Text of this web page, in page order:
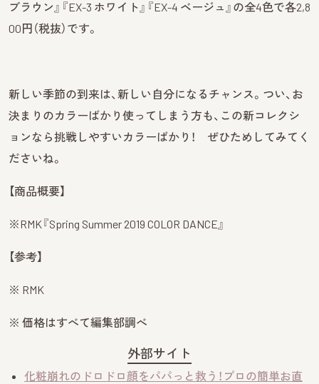
ブラウン』『EX-3 ホワイト』『EX-4 ベージュ』の全4色で各2,8
00円（税抜）です。
新しい季節の到来は、新しい自分になるチャンス。つい、お
決まりのカラーばかり使ってしまう方も、この新コレクシ
ョンなら挑戦しやすいカラーばかり！ ぜひためしてみてく
ださいね。
【商品概要】
※RMK 『Spring Summer 2019 COLOR DANCE 』
【参考】
※ RMK
※ 価格はすべて編集部調べ
外部サイト
化粧崩れのドロドロ顔をパパっと救う！プロの簡単お直